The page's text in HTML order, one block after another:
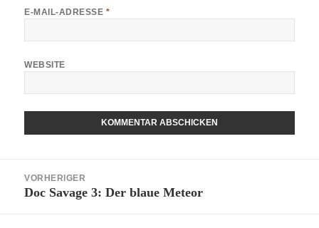
E-MAIL-ADRESSE *
WEBSITE
VORHERIGER
Vorheriger
Doc Savage 3: Der blaue Meteor